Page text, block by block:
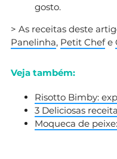
gosto.
> As receitas deste
Panelinha, Petit Chefe
Veja também:
Risotto Bimby:
3 Deliciosas
Moqueca de